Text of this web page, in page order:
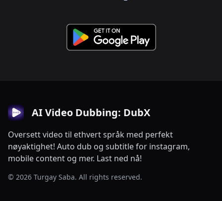
AI Video Dubbing: DubX
Oversett video til ethvert språk med perfekt
nøyaktighet! Auto dub og subtitle for instagram,
mobile content og mer. Last ned nå!
© 2026 Turgay Saba. All rights reserved.